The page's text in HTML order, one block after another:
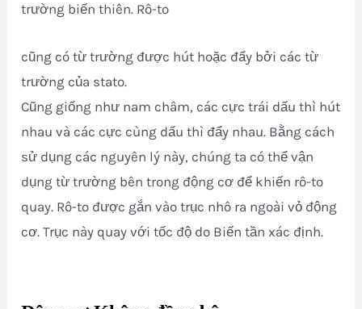
trường biến thiên. Rô-to
cũng có từ trường được hút hoặc đẩy bởi các từ
trường của stato.
Cũng giống như nam châm, các cực trái dấu thì hút
nhau và các cực cùng dấu thì đẩy nhau. Bằng cách
sử dụng các nguyên lý này, chúng ta có thể vận
dụng từ trường bên trong động cơ để khiến rô-to
quay. Rô-to được gắn vào trục nhô ra ngoài vỏ động
cơ. Trục này quay với tốc độ do Biến tần xác định.